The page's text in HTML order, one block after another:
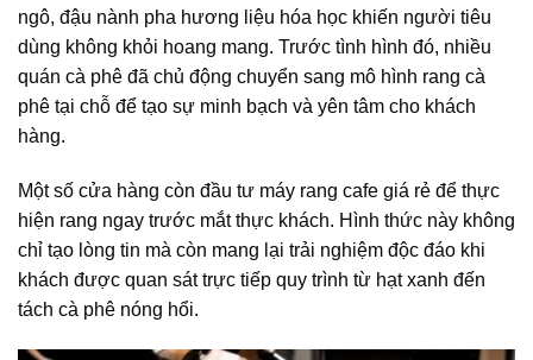
ngô, đậu nành pha hương liệu hóa học khiến người tiêu
dùng không khỏi hoang mang. Trước tình hình đó, nhiều
quán cà phê đã chủ động chuyển sang mô hình rang cà
phê tại chỗ để tạo sự minh bạch và yên tâm cho khách
hàng.
Một số cửa hàng còn đầu tư máy rang cafe giá rẻ để thực
hiện rang ngay trước mắt thực khách. Hình thức này không
chỉ tạo lòng tin mà còn mang lại trải nghiệm độc đáo khi
khách được quan sát trực tiếp quy trình từ hạt xanh đến
tách cà phê nóng hổi.